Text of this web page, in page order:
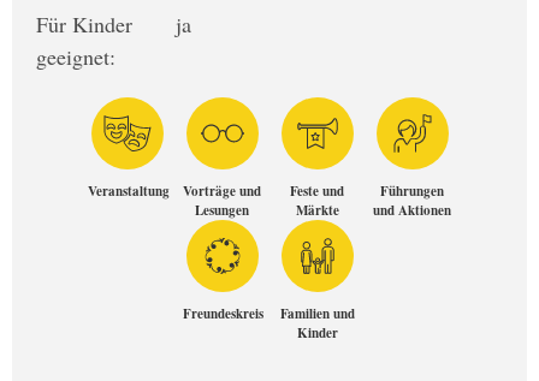
Für Kinder
geeignet:
ja
Veranstaltung
Vorträge und
Lesungen
Feste und
Märkte
Führungen
und Aktionen
Freundeskreis
Familien und
Kinder